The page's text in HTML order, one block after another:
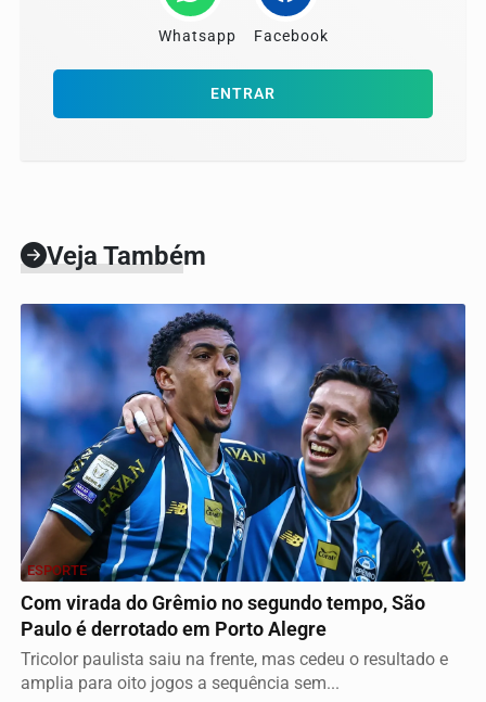
Whatsapp Facebook
ENTRAR
Veja Também
ESPORTE
Com virada do Grêmio no segundo tempo, São
Paulo é derrotado em Porto Alegre
Tricolor paulista saiu na frente, mas cedeu o resultado e
amplia para oito jogos a sequência sem...